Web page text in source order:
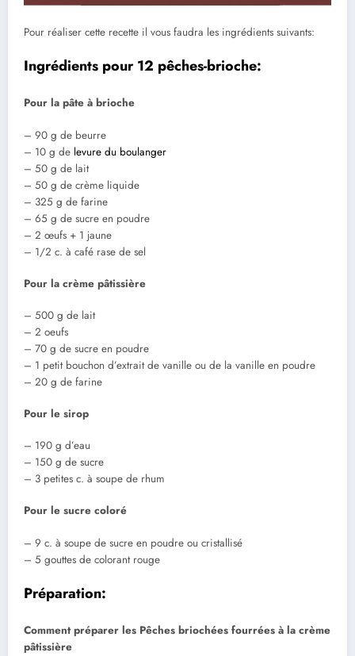
Pour réaliser cette recette il vous faudra les ingrédients suivants:
Ingrédients pour 12 pêches-brioche:
Pour la pâte à brioche
– 90 g de beurre
– 10 g de levure du boulanger
– 50 g de lait
– 50 g de crème liquide
– 325 g de farine
– 65 g de sucre en poudre
– 2 œufs + 1 jaune
– 1/2 c. à café rase de sel
Pour la crème pâtissière
– 500 g de lait
– 2 oeufs
– 70 g de sucre en poudre
– 1 petit bouchon d’extrait de vanille ou de la vanille en poudre
– 20 g de farine
Pour le sirop
– 190 g d’eau
– 150 g de sucre
– 3 petites c. à soupe de rhum
Pour le sucre coloré
– 9 c. à soupe de sucre en poudre ou cristallisé
– 5 gouttes de colorant rouge
Préparation:
Comment préparer les Pêches briochées fourrées à la crème
pâtissière